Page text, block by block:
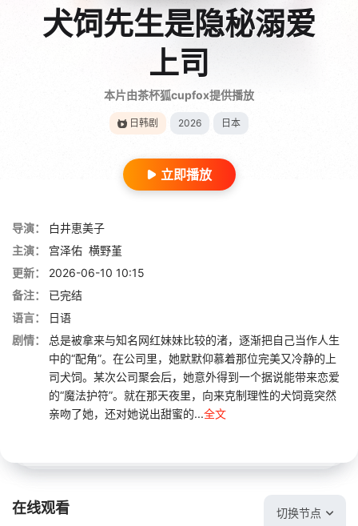
犬饲先生是隐秘溺爱
上司
本片由茶杯狐cupfox提供播放
日韩剧 2026 日本
立即播放
导演：
白井恵美子
主演：
宫泽佑 横野堇
更新：
2026-06-10 10:15
备注：
已完结
语言：
日语
剧情：
总是被拿来与知名网红妹妹比较的渚，逐渐把自己当作人生
中的“配角”。在公司里，她默默仰慕着那位完美又冷静的上
司犬饲。某次公司聚会后，她意外得到一个据说能带来恋爱
的“魔法护符”。就在那天夜里，向来克制理性的犬饲竟突然
亲吻了她，还对她说出甜蜜的...全文
在线观看 切换节点